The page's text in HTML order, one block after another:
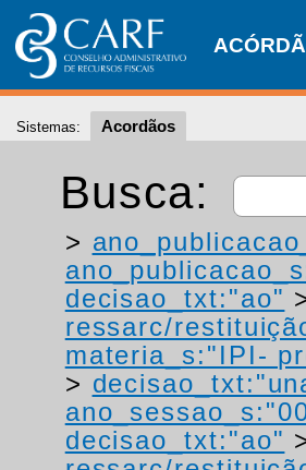
Sistemas: Acordãos
Busca:
>
decisao_txt:"ao"
ressarc/
materia_s:"IPI-
>
decisao_txt:"ao"